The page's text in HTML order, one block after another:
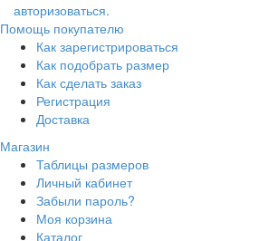
авторизоваться.
Помощь покупателю
Как зарегистрироваться
Как подобрать размер
Как сделать заказ
Регистрация
Доставка
Магазин
Таблицы размеров
Личный кабинет
Забыли пароль?
Моя корзина
Каталог